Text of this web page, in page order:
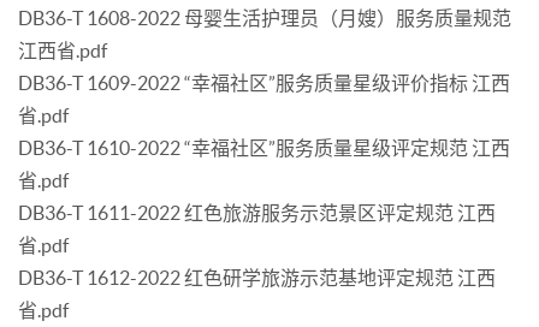
DB36-T 1608-2022 母婴生活护理员（月嫂）服务质量规范
江西省.pdf
DB36-T 1609-2022 “幸福社区”服务质量星级评价指标 江西
省.pdf
DB36-T 1610-2022 “幸福社区”服务质量星级评定规范 江西
省.pdf
DB36-T 1611-2022 红色旅游服务示范景区评定规范 江西
省.pdf
DB36-T 1612-2022 红色研学旅游示范基地评定规范 江西
省.pdf